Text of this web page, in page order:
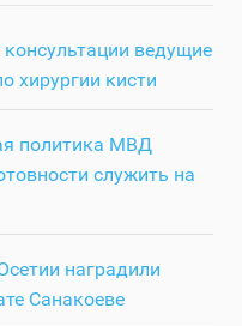
ведущие
хирургии кисти
политика МВД
служить на
наградили
Санакоеве